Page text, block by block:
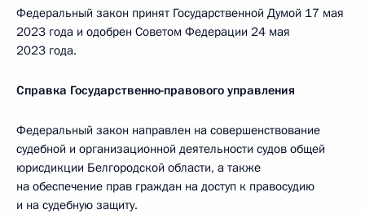
Федеральный закон принят Государственной Думой 17 мая
2023 года и одобрен Советом Федерации 24 мая
2023 года.
Справка Государственно-правового управления
Федеральный закон направлен на совершенствование
судебной и организационной деятельности судов общей
юрисдикции Белгородской области, а также
на обеспечение прав граждан на доступ к правосудию
и на судебную защиту.